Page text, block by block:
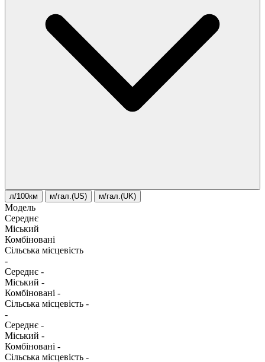
л/100км м/гал.(US) м/гал.(UK)
Модель
Середнє
Міський
Комбіновані
Сільська місцевість
-
Середнє -
Міський -
Комбіновані -
Сільська місцевість -
-
Середнє -
Міський -
Комбіновані -
Сільська місцевість -